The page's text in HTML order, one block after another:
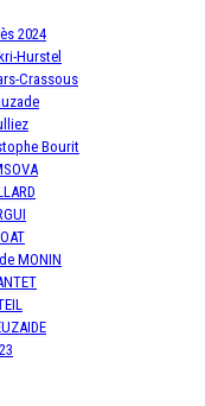
2024
Hurstel
Crassous
Bourit
MONIN